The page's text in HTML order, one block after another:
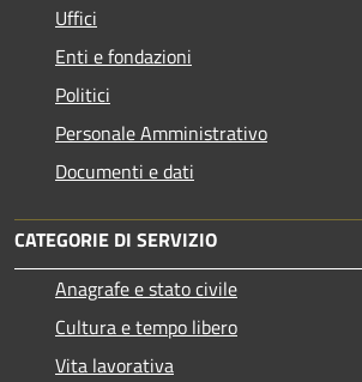
Uffici
Enti e fondazioni
Politici
Personale Amministrativo
Documenti e dati
CATEGORIE DI SERVIZIO
Anagrafe e stato civile
Cultura e tempo libero
Vita lavorativa